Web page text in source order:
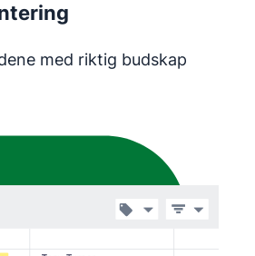
med riktig budskap